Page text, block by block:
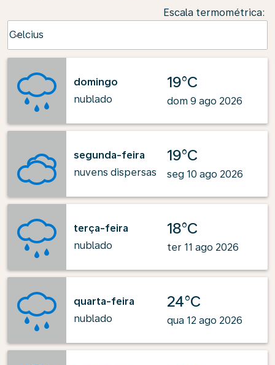
Escala termométrica:
Celcius
keyboard_arrow_down
domingo
nublado
19°C
dom 9 ago 2026
segunda-feira
nuvens dispersas
19°C
seg 10 ago 2026
terça-feira
nublado
18°C
ter 11 ago 2026
quarta-feira
nublado
24°C
qua 12 ago 2026